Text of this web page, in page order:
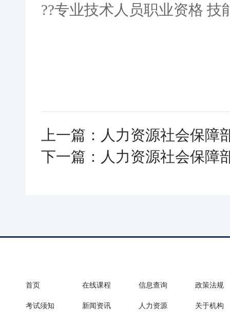
??专业技术人员职业资格 技
上一篇：人力资源社会保
下一篇：人力资源社会保障
首页 在线课程 信息查询 政策法规
考试须知 新闻资讯 人力资源 关于机构